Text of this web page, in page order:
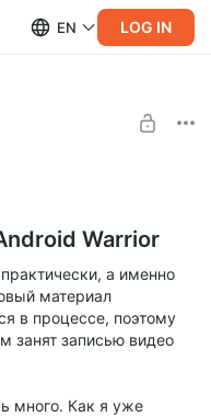
EN LOG IN
Warrior
а именно
материал
в процессе, поэтому
занят записью видео
много. Как я уже